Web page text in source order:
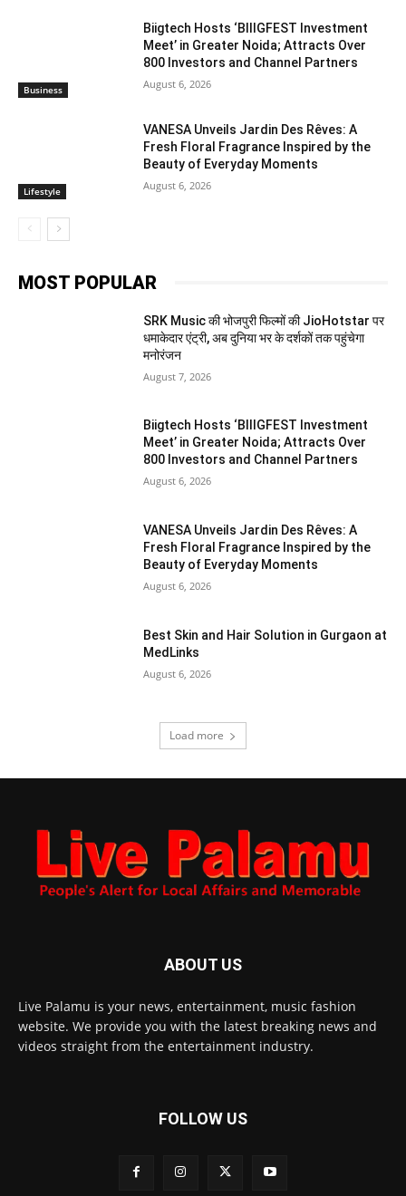
Business
Biigtech Hosts ‘BIIIGFEST Investment
Meet’ in Greater Noida; Attracts Over
800 Investors and Channel Partners
August 6, 2026
Lifestyle
VANESA Unveils Jardin Des Rêves: A
Fresh Floral Fragrance Inspired by the
Beauty of Everyday Moments
August 6, 2026
MOST POPULAR
SRK Music की भोजपुरी फिल्मों की JioHotstar पर
धमाकेदार एंट्री, अब दुनिया भर के दर्शकों तक पहुंचेगा
मनोरंजन
August 7, 2026
Biigtech Hosts ‘BIIIGFEST Investment
Meet’ in Greater Noida; Attracts Over
800 Investors and Channel Partners
August 6, 2026
VANESA Unveils Jardin Des Rêves: A
Fresh Floral Fragrance Inspired by the
Beauty of Everyday Moments
August 6, 2026
Best Skin and Hair Solution in Gurgaon at
MedLinks
August 6, 2026
Load more
ABOUT US
Live Palamu is your news, entertainment, music fashion
website. We provide you with the latest breaking news and
videos straight from the entertainment industry.
FOLLOW US